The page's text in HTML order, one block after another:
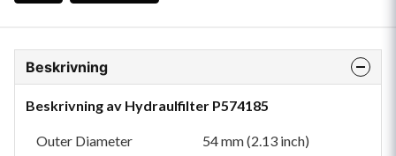
Beskrivning
Beskrivning av Hydraulfilter P574185
Outer Diameter 54 mm (2.13 inch)